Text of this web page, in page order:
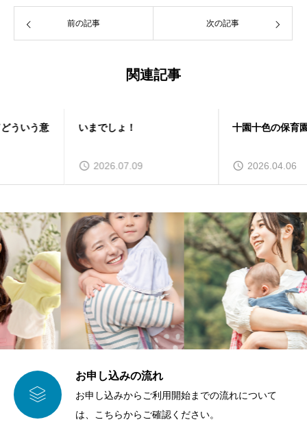
前の記事 次の記事
関連記事
いまでしょ！ 十園十色の保育園

お申し込みの流れ
お申し込みからご利用開始までの流れについて
は、こちらからご確認ください。